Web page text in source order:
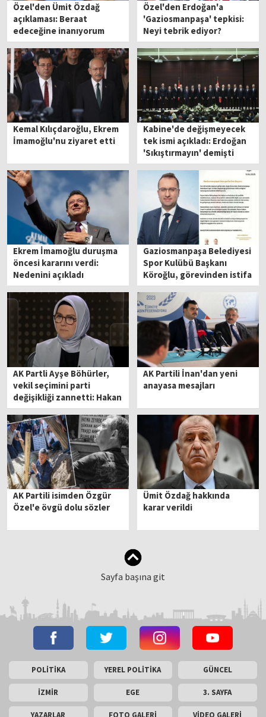
Özel'den Ümit Özdağ
açıklaması: Beraat
edeceğine inanıyorum
Özel'den Erdoğan'a
'Gaziosmanpaşa' tepkisi:
Neyi tebrik ediyor?
Kemal Kılıçdaroğlu, Ekrem
İmamoğlu'nu ziyaret etti
Kabine'de değişmeyecek
tek ismi açıkladı: Erdoğan
'Sıkıştırmayın' demişti
Ekrem İmamoğlu duruşma
öncesi kararını verdi:
Nedenini açıkladı
Gaziosmanpaşa Belediyesi
Spor Kulübü Başkanı
Köroğlu, görevinden istifa
etti
AK Partli Ayşe Böhürler,
vekil seçimini parti
değişikliği zannetti: Hakan
Bey'e hoş geldiniz
diyorum
AK Partili İnan'dan yeni
anayasa mesajları
AK Partili isimden Özgür
Özel'e övgü dolu sözler
Ümit Özdağ hakkında
karar verildi
Sayfa başına git
POLİTİKA YEREL POLİTİKA GÜNCEL
İZMİR EGE 3. SAYFA